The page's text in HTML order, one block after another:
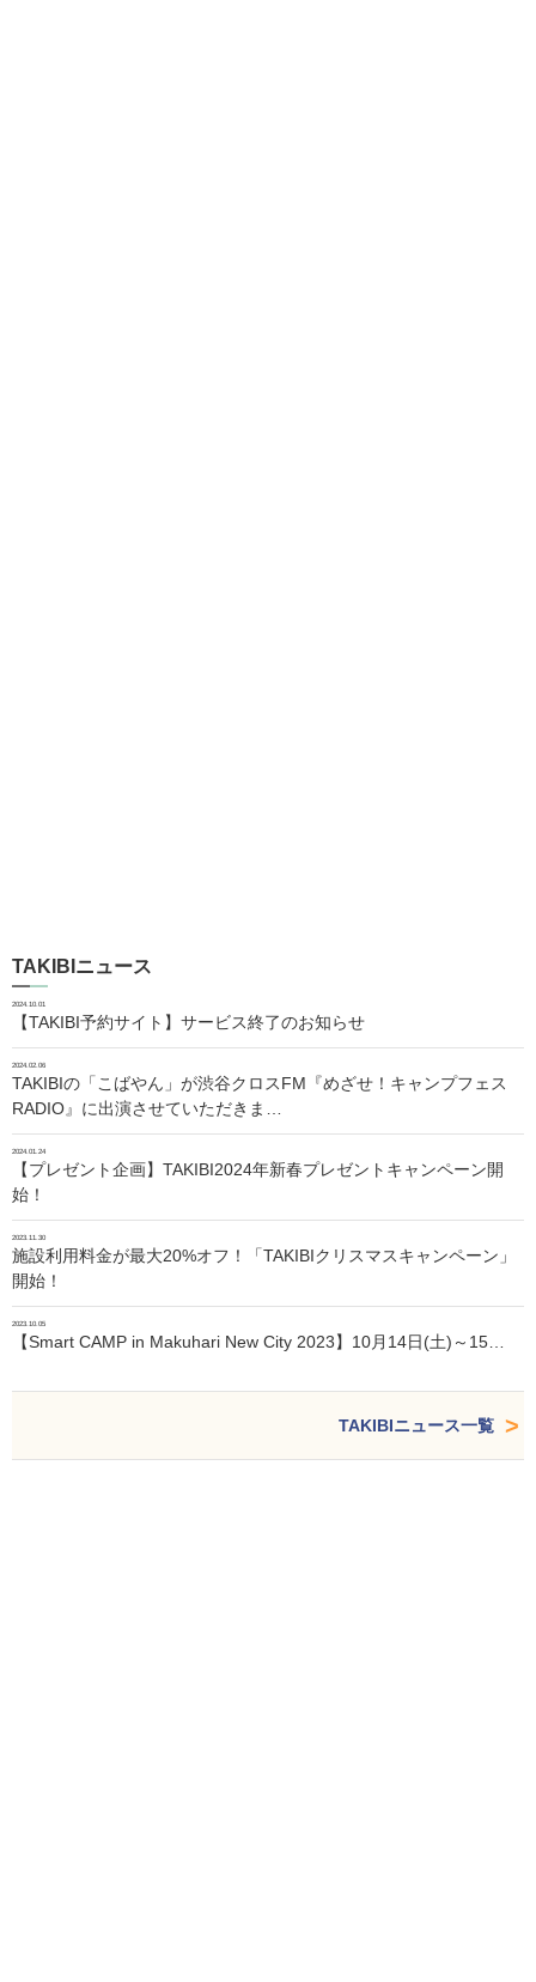
TAKIBIニュース
2024.10.01
【TAKIBI予約サイト】サービス終了のお知らせ
2024.02.06
TAKIBIの「こばやん」が渋谷クロスFM『めざせ！キャンプフェス
RADIO』に出演させていただきま…
2024.01.24
【プレゼント企画】TAKIBI2024年新春プレゼントキャンペーン開
始！
2023.11.30
施設利用料金が最大20%オフ！「TAKIBIクリスマスキャンペーン」
開始！
2023.10.05
【Smart CAMP in Makuhari New City 2023】10月14日(土)～15…
TAKIBIニュース一覧